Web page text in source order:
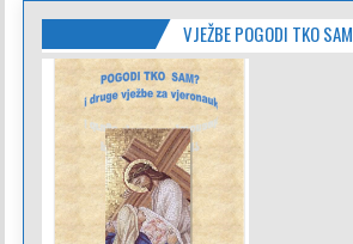
VJEŽBE POGODI TKO SAM